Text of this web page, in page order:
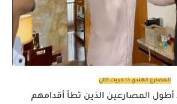
المصارع الهندي ذا جريت كالي
أطول المصارعين الذين تطأ أقدامهم